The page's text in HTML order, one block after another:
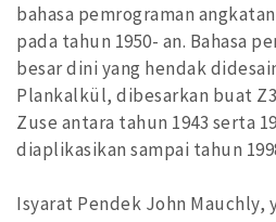
bahasa pemrograman
pada tahun 1950- an. Bahasa
besar dini yang hendak
Plankalkül, dibesarkan buat
Zuse antara tahun 1943 serta
diaplikasikan sampai tahun
Isyarat Pendek John Mauchly,